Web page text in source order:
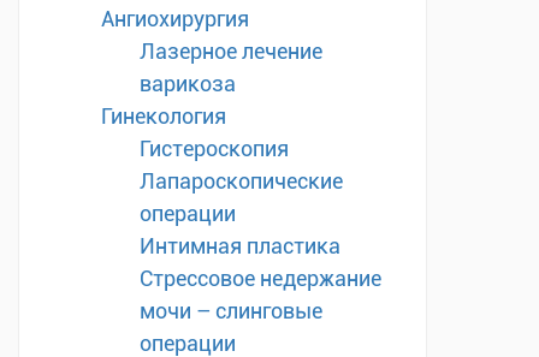
Ангиохирургия
Лазерное лечение
варикоза
Гинекология
Гистероскопия
Лапароскопические
операции
Интимная пластика
Стрессовое недержание
мочи – слинговые
операции